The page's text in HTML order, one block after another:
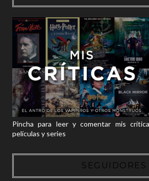
Pincha para leer y comentar mis
películas y series
SEGUIDORES